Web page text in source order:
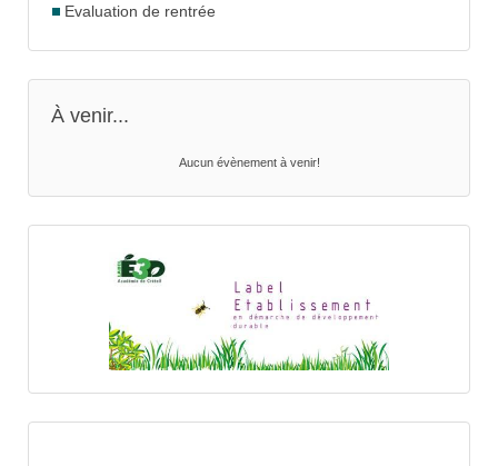
Evaluation de rentrée
À venir...
Aucun évènement à venir!